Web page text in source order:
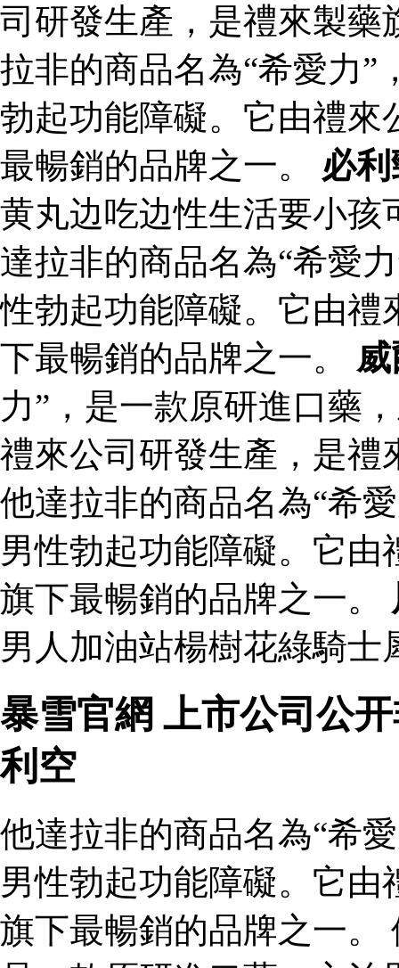
司研發生產，是禮來製藥
拉非的商品名為“希愛力”
勃起功能障礙。它由禮來
最暢銷的品牌之一。 必
黄丸边吃边性生活要小孩
達拉非的商品名為“希愛
性勃起功能障礙。它由禮
下最暢銷的品牌之一。
力”，是一款原研進口藥
禮來公司研發生產，是禮
他達拉非的商品名為“希
男性勃起功能障礙。它
旗下最暢銷的品牌之一。
男人加油站楊樹花綠騎士
暴雪官網 上市公司公
利空
他達拉非的商品名為“希
男性勃起功能障礙。它
旗下最暢銷的品牌之一。